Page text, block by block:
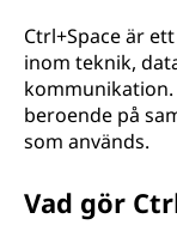
Ctrl+Space är
inom teknik,
beroende på
som används.
Vad gör